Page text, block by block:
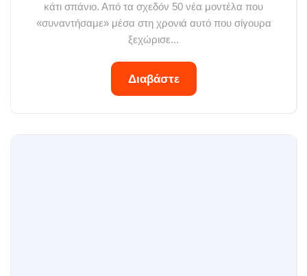
κάτι σπάνιο. Από τα σχεδόν 50 νέα μοντέλα που
«συναντήσαμε» μέσα στη χρονιά αυτό που σίγουρα
ξεχώρισε...
Διαβάστε